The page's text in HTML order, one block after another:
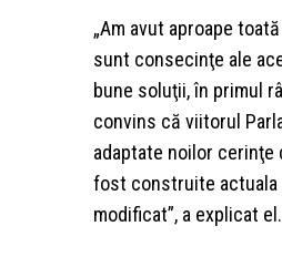
„Am avut aproape
sunt consecinţe ale
bune soluţii, în primul
convins că viitorul
adaptate noilor cerinţe
fost construite actuala
modificat”, a explicat el.